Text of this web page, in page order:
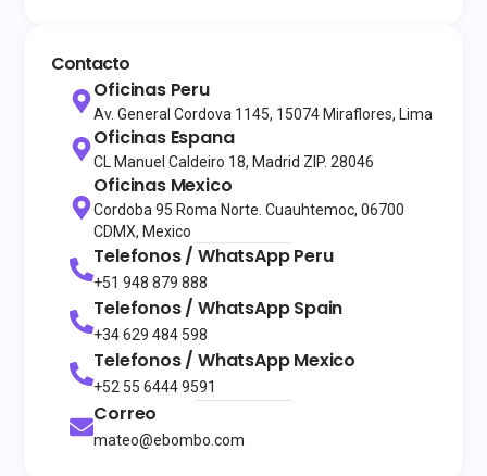
Contacto
Oficinas Peru
Av. General Cordova 1145, 15074 Miraflores, Lima
Oficinas Espana
CL Manuel Caldeiro 18, Madrid ZIP. 28046
Oficinas Mexico
Cordoba 95 Roma Norte. Cuauhtemoc, 06700
CDMX, Mexico
Telefonos / WhatsAppPeru
+51 948 879 888
Telefonos / WhatsAppSpain
+34 629 484 598
Telefonos / WhatsAppMexico
+52 55 6444 9591
Correo
mateo@ebombo.com